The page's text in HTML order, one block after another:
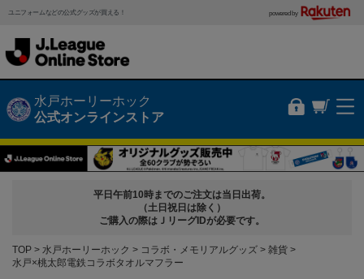
ユニフォームなどの公式グッズが買える！ powered by
水戸ホーリーホック
公式オンラインストア
平日午前10時までのご注文は当日出荷。
（土日祝日は除く）
ご購入の際はＪリーグIDが必要です。
TOP 水戸ホーリーホック コラボ・メモリアルグッズ
雑貨
水戸×桃太郎電鉄コラボタオルマフラー